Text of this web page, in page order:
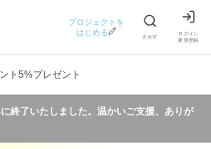
さがす
プロジェクトを
はじめる
ログイン
新規登録
ト5%プレゼント
に終了いたしました。温かいご支援、ありが